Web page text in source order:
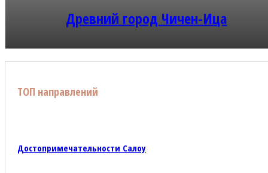
Древний город Чичен-Ица
ТОП направлений
Достопримечательности Салоу